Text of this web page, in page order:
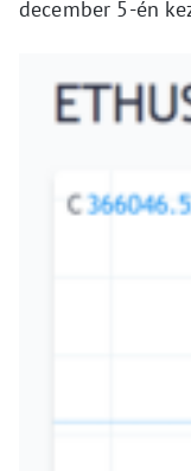
december 5-én